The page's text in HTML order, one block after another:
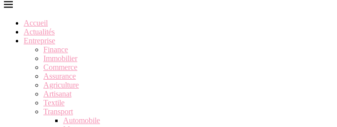
Accueil
Actualités
Entreprise
Finance
Immobilier
Commerce
Assurance
Agriculture
Artisanat
Textile
Transport
Automobile